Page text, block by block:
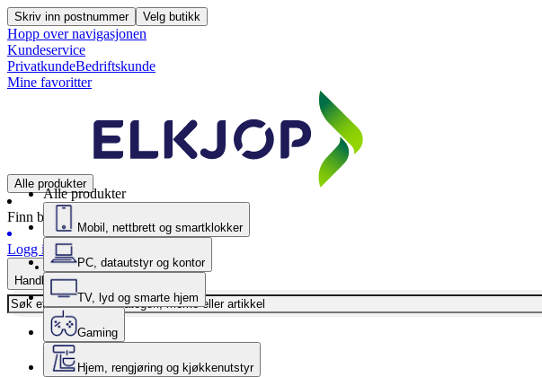
Skriv inn postnummer Velg butikk
Hopp over navigasjonen
Kundeservice
PrivatkundeBedriftskunde
Mine favoritter
Alle produkter
Finn butikk
Logg inn
Handlekurv
Alle produkter
Mobil, nettbrett og smartklokker
PC, datautstyr og kontor
TV, lyd og smarte hjem
Gaming
Hjem, rengjøring og kjøkkenutstyr